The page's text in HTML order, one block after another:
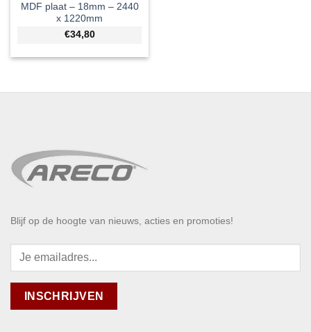
MDF plaat – 18mm – 2440
x 1220mm
€34,80
Blijf op de hoogte van nieuws, acties en promoties!